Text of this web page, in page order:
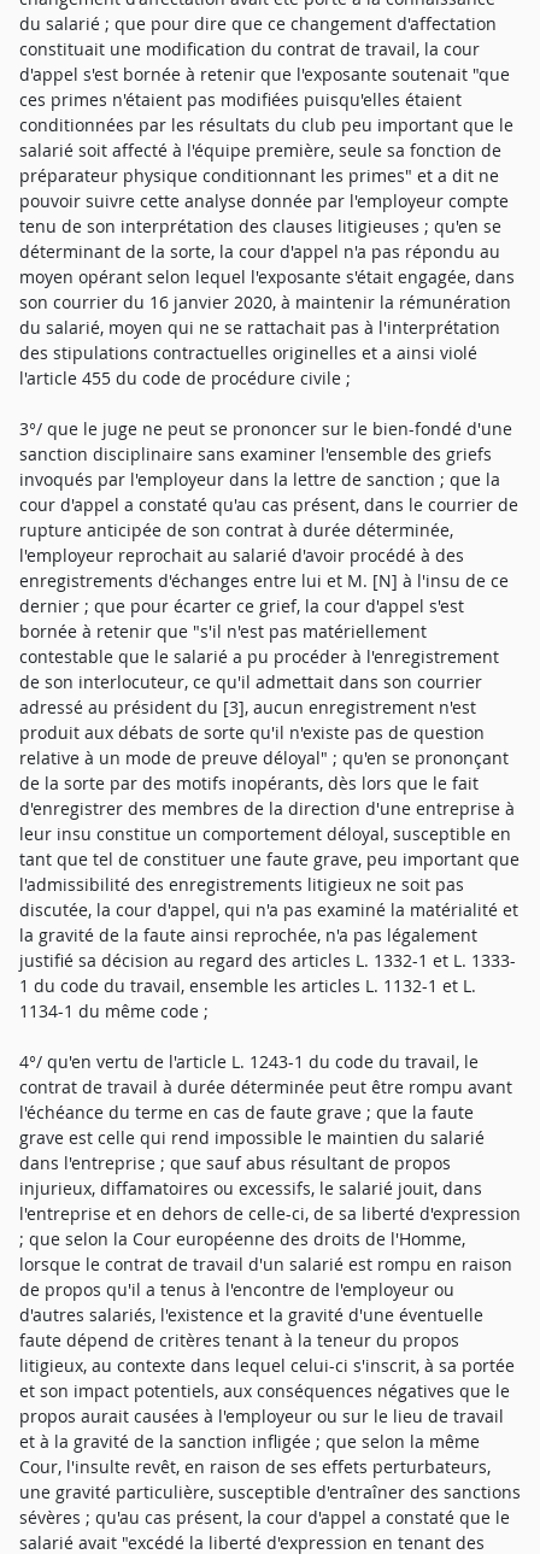
du salarié ; que pour dire que ce changement d'affectation
constituait une modification du contrat de travail, la cour
d'appel s'est bornée à retenir que l'exposante soutenait "que
ces primes n'étaient pas modifiées puisqu'elles étaient
conditionnées par les résultats du club peu important que le
salarié soit affecté à l'équipe première, seule sa fonction de
préparateur physique conditionnant les primes" et a dit ne
pouvoir suivre cette analyse donnée par l'employeur compte
tenu de son interprétation des clauses litigieuses ; qu'en se
déterminant de la sorte, la cour d'appel n'a pas répondu au
moyen opérant selon lequel l'exposante s'était engagée, dans
son courrier du 16 janvier 2020, à maintenir la rémunération
du salarié, moyen qui ne se rattachait pas à l'interprétation
des stipulations contractuelles originelles et a ainsi violé
l'article 455 du code de procédure civile ;
3°/ que le juge ne peut se prononcer sur le bien-fondé d'une
sanction disciplinaire sans examiner l'ensemble des griefs
invoqués par l'employeur dans la lettre de sanction ; que la
cour d'appel a constaté qu'au cas présent, dans le courrier de
rupture anticipée de son contrat à durée déterminée,
l'employeur reprochait au salarié d'avoir procédé à des
enregistrements d'échanges entre lui et M. [N] à l'insu de ce
dernier ; que pour écarter ce grief, la cour d'appel s'est
bornée à retenir que "s'il n'est pas matériellement
contestable que le salarié a pu procéder à l'enregistrement
de son interlocuteur, ce qu'il admettait dans son courrier
adressé au président du [3], aucun enregistrement n'est
produit aux débats de sorte qu'il n'existe pas de question
relative à un mode de preuve déloyal" ; qu'en se prononçant
de la sorte par des motifs inopérants, dès lors que le fait
d'enregistrer des membres de la direction d'une entreprise à
leur insu constitue un comportement déloyal, susceptible en
tant que tel de constituer une faute grave, peu important que
l'admissibilité des enregistrements litigieux ne soit pas
discutée, la cour d'appel, qui n'a pas examiné la matérialité et
la gravité de la faute ainsi reprochée, n'a pas légalement
justifié sa décision au regard des articles L. 1332-1 et L. 1333-
1 du code du travail, ensemble les articles L. 1132-1 et L.
1134-1 du même code ;
4°/ qu'en vertu de l'article L. 1243-1 du code du travail, le
contrat de travail à durée déterminée peut être rompu avant
l'échéance du terme en cas de faute grave ; que la faute
grave est celle qui rend impossible le maintien du salarié
dans l'entreprise ; que sauf abus résultant de propos
injurieux, diffamatoires ou excessifs, le salarié jouit, dans
l'entreprise et en dehors de celle-ci, de sa liberté d'expression
; que selon la Cour européenne des droits de l'Homme,
lorsque le contrat de travail d'un salarié est rompu en raison
de propos qu'il a tenus à l'encontre de l'employeur ou
d'autres salariés, l'existence et la gravité d'une éventuelle
faute dépend de critères tenant à la teneur du propos
litigieux, au contexte dans lequel celui-ci s'inscrit, à sa portée
et son impact potentiels, aux conséquences négatives que le
propos aurait causées à l'employeur ou sur le lieu de travail
et à la gravité de la sanction infligée ; que selon la même
Cour, l'insulte revêt, en raison de ses effets perturbateurs,
une gravité particulière, susceptible d'entraîner des sanctions
sévères ; qu'au cas présent, la cour d'appel a constaté que le
salarié avait "excédé la liberté d'expression en tenant des